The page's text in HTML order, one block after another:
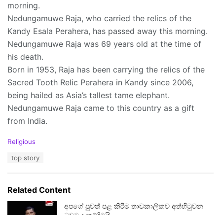
morning.
Nedungamuwe Raja, who carried the relics of the
Kandy Esala Perahera, has passed away this morning.
Nedungamuwe Raja was 69 years old at the time of
his death.
Born in 1953, Raja has been carrying the relics of the
Sacred Tooth Relic Perahera in Kandy since 2006,
being hailed as Asia’s tallest tame elephant.
Nedungamuwe Raja came to this country as a gift
from India.
C
o
r
i
Religious
:
top story
Related Content
අපගේ පුවත් පළ කිරීම තාවකාලිකව අත්හිටුවන